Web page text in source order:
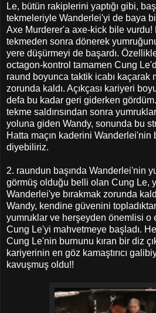
Le, bütün rakiplerini yaptığı gibi,
tekmeleriyle Wanderlei'yi de baya
Axe Murderer'a axe-kick bile vurdu!
tekmeden sonra dönerek
yere düşürmeyi de başardı.
octagon-kontrol tamamen Cung
raund boyunca taktik icabı kaçarak
zorunda kaldı. Açıkçası kariyeri
defa bu kadar geri giderken
tekme saldırısından sonra
yoluna giden Wandy, sonunda bu
Hatta maçın kaderini
diyebiliriz.
2. raundun başında Wanderlei'nin
görmüş olduğu belli olan Cung Le,
Wanderlei'ye bırakmak zorunda
Wandy, kendine güvenini
yumruklar ve herşeyden önemlisi o
Cung Le'yi mahvetmeye başladı.
Cung Le'nin burnunu kıran bir diz
kariyerinin en göz kamaştırıcı
kavuşmuş oldu!!